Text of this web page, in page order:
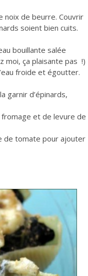
noix de beurre. Couvrir
soient bien cuits.
bouillante salée
moi, ça plaisante pas !)
froide et égoutter.
garnir d’épinards,
et de levure de
de tomate pour ajouter